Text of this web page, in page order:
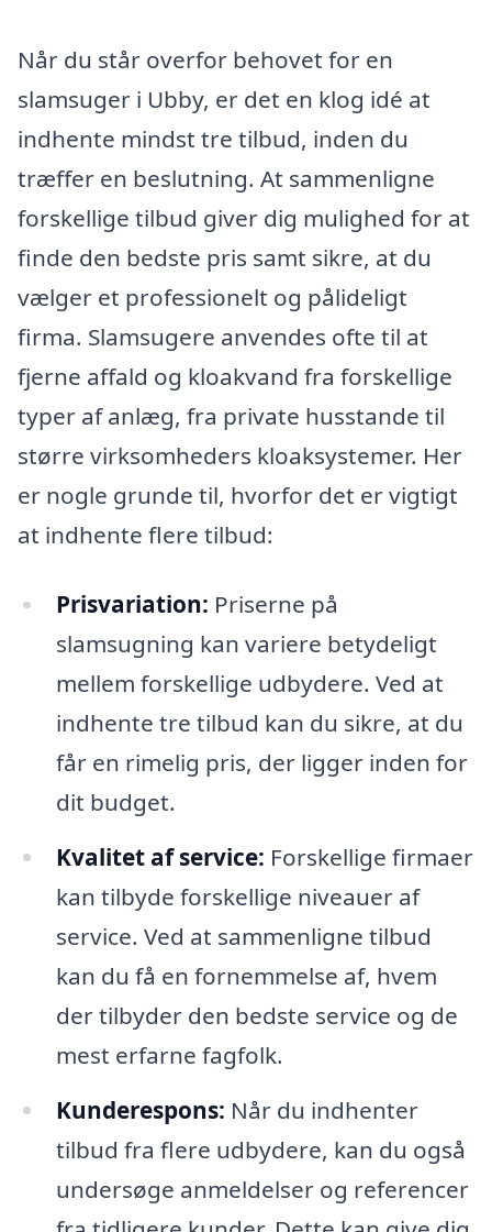
Når du står overfor behovet for en
slamsuger i Ubby, er det en klog idé at
indhente mindst tre tilbud, inden du
træffer en beslutning. At sammenligne
forskellige tilbud giver dig mulighed for at
finde den bedste pris samt sikre, at du
vælger et professionelt og pålideligt
firma. Slamsugere anvendes ofte til at
fjerne affald og kloakvand fra forskellige
typer af anlæg, fra private husstande til
større virksomheders kloaksystemer. Her
er nogle grunde til, hvorfor det er vigtigt
at indhente flere tilbud:
Prisvariation: Priserne på
slamsugning kan variere betydeligt
mellem forskellige udbydere. Ved at
indhente tre tilbud kan du sikre, at du
får en rimelig pris, der ligger inden for
dit budget.
Kvalitet af service: Forskellige firmaer
kan tilbyde forskellige niveauer af
service. Ved at sammenligne tilbud
kan du få en fornemmelse af, hvem
der tilbyder den bedste service og de
mest erfarne fagfolk.
Kunderespons: Når du indhenter
tilbud fra flere udbydere, kan du også
undersøge anmeldelser og referencer